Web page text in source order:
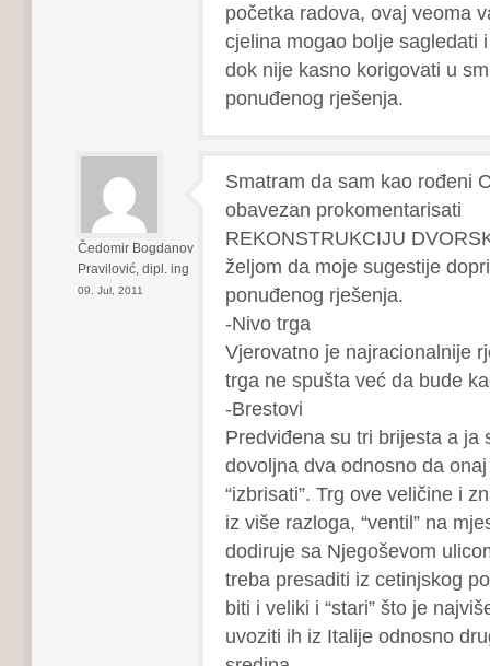
početka radova, ovaj veoma
cjelina mogao bolje sagledati
dok nije kasno korigovati u
ponuđenog rješenja.
Čedomir Bogdanov
Pravilović, dipl. ing
09. Jul, 2011
Smatram da sam kao rođeni
obavezan prokomentarisati
REKONSTRUKCIJU
željom da moje sugestije
ponuđenog rješenja.
-Nivo trga
Vjerovatno je najracionalnije
trga ne spušta već da bude
-Brestovi
Predviđena su tri brijesta a ja
dovoljna dva odnosno da
“izbrisati”. Trg ove veličine i
iz više razloga, “ventil” na
dodiruje sa Njegoševom
treba presaditi iz cetinjskog
biti i veliki i “stari” što je
uvoziti ih iz Italije odnosno